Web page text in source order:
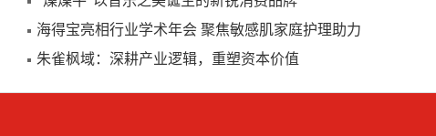
海得宝亮相行业学术年会 聚焦敏感肌家庭护理助力
健康中国建设
朱雀枫域：深耕产业逻辑，重塑资本价值